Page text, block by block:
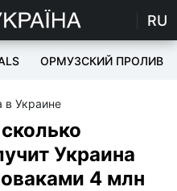
RU
ОРМУЗСКИЙ ПРОЛИВ
в Украине
Украина
4 млн